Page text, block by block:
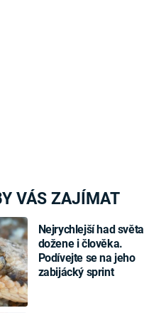
VÁS ZAJÍMAT
Nejrychlejší had světa
dožene i člověka.
Podívejte se na jeho
zabijácký sprint